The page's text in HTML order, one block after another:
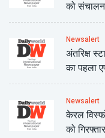
को
Newsalert
अंतरिक्ष
का पहला
Newsalert
केरल
को